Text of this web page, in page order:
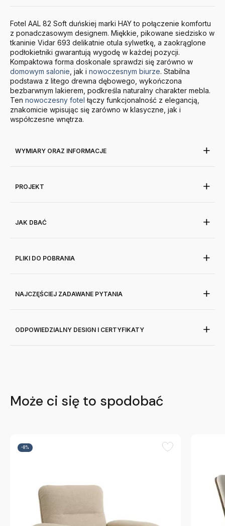
Fotel AAL 82 Soft duńskiej marki HAY to połączenie komfortu
z ponadczasowym designem. Miękkie, pikowane siedzisko w
tkaninie Vidar 693 delikatnie otula sylwetkę, a zaokrąglone
podłokietniki gwarantują wygodę w każdej pozycji.
Kompaktowa forma doskonale sprawdzi się zarówno w
domowym salonie, jak i nowoczesnym biurze. Stabilna
podstawa z litego drewna dębowego, wykończona
bezbarwnym lakierem, podkreśla naturalny charakter mebla.
Ten nowoczesny fotel łączy funkcjonalność z elegancją,
znakomicie wpisując się zarówno w klasyczne, jak i
współczesne wnętrza.
WYMIARY ORAZ INFORMACJE
PROJEKT
JAK DBAĆ
PLIKI DO POBRANIA
NAJCZĘŚCIEJ ZADAWANE PYTANIA
ODPOWIEDZIALNY DESIGN I CERTYFIKATY
Może ci się to spodobać
-8%